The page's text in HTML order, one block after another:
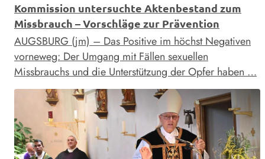
Kommission untersuchte Aktenbestand zum
Missbrauch – Vorschläge zur Prävention
AUGSBURG (jm) – Das Positive im höchst Negativen
vorneweg: Der Umgang mit Fällen sexuellen
Missbrauchs und die Unterstützung der Opfer haben …